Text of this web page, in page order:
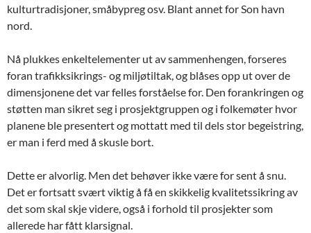
kulturtradisjoner, småbypreg osv. Blant annet for Son havn
nord.
Nå plukkes enkeltelementer ut av sammenhengen, forseres
foran trafikksikrings- og miljøtiltak, og blåses opp ut over de
dimensjonene det var felles forståelse for. Den forankringen og
støtten man sikret seg i prosjektgruppen og i folkemøter hvor
planene ble presentert og mottatt med til dels stor begeistring,
er man i ferd med å skusle bort.
Dette er alvorlig. Men det behøver ikke være for sent å snu.
Det er fortsatt svært viktig å få en skikkelig kvalitetssikring av
det som skal skje videre, også i forhold til prosjekter som
allerede har fått klarsignal.